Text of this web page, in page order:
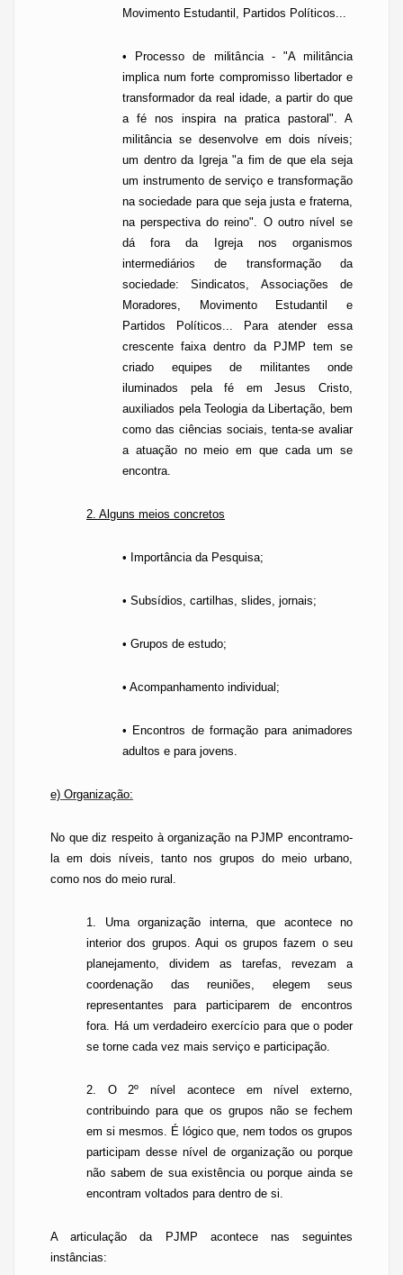
Movimento Estudantil, Partidos Políticos...
• Processo de militância - "A militância
implica num forte compromisso libertador e
transformador da real idade, a partir do que
a fé nos inspira na pratica pastoral". A
militância se desenvolve em dois níveis;
um dentro da Igreja "a fim de que ela seja
um instrumento de serviço e transformação
na sociedade para que seja justa e fraterna,
na perspectiva do reino". O outro nível se
dá fora da Igreja nos organismos
intermediários de transformação da
sociedade: Sindicatos, Associações de
Moradores, Movimento Estudantil e
Partidos Políticos... Para atender essa
crescente faixa dentro da PJMP tem se
criado equipes de militantes onde
iluminados pela fé em Jesus Cristo,
auxiliados pela Teologia da Libertação, bem
como das ciências sociais, tenta-se avaliar
a atuação no meio em que cada um se
encontra.
2. Alguns meios concretos
• Importância da Pesquisa;
• Subsídios, cartilhas, slides, jornais;
• Grupos de estudo;
• Acompanhamento individual;
• Encontros de formação para animadores
adultos e para jovens.
e) Organização:
No que diz respeito à organização na PJMP encontramo-
la em dois níveis, tanto nos grupos do meio urbano,
como nos do meio rural.
1. Uma organização interna, que acontece no
interior dos grupos. Aqui os grupos fazem o seu
planejamento, dividem as tarefas, revezam a
coordenação das reuniões, elegem seus
representantes para participarem de encontros
fora. Há um verdadeiro exercício para que o poder
se torne cada vez mais serviço e participação.
2. O 2º nível acontece em nível externo,
contribuindo para que os grupos não se fechem
em si mesmos. É lógico que, nem todos os grupos
participam desse nível de organização ou porque
não sabem de sua existência ou porque ainda se
encontram voltados para dentro de si.
A articulação da PJMP acontece nas seguintes
instâncias: